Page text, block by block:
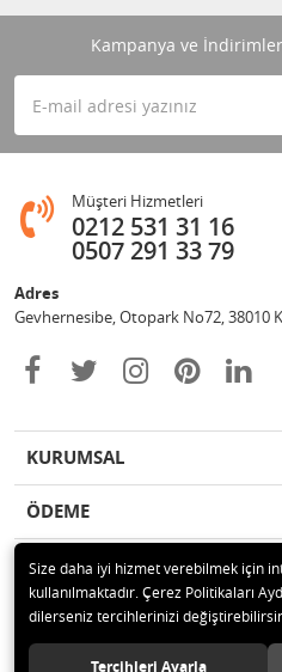
Kampanya ve
Müşteri Hizmetleri
0212 531 31 16
0507 291 33 79
Adres
Gevhernesibe, Otopark No72, 38010
KURUMSAL
ÖDEME
İLETİŞİM
© 2020 Çağrı Medikal Tekerlekli
Size daha iyi hizmet verebilmek için
kullanılmaktadır. Çerez Politikaları
dilerseniz tercihlerinizi
Tercihleri Ayarla